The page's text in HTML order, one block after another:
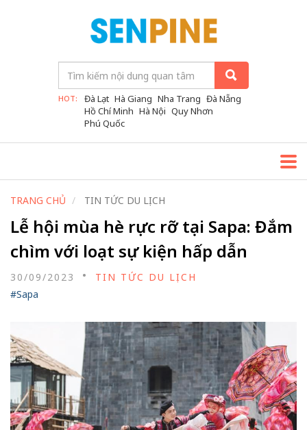
HOT: Đà Lạt Hà Giang Nha Trang Đà Nẵng
Hồ Chí Minh Hà Nội Quy Nhơn
Phú Quốc
TRANG CHỦ TIN TỨC DU LỊCH
Lễ hội mùa hè rực rỡ tại Sapa: Đắm
chìm với loạt sự kiện hấp dẫn
30/09/2023
TIN TỨC DU LỊCH
#Sapa